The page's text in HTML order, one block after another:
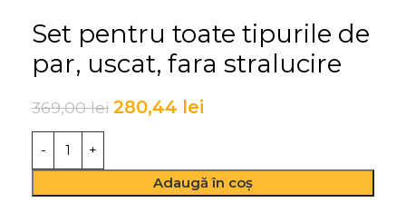
Set pentru toate tipurile de
par, uscat, fara stralucire
369,00lei 280,44 lei
Adaugă în coș